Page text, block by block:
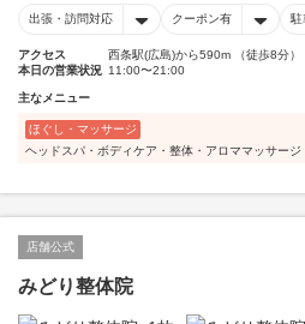
出張・訪問対応 クーポン有 駐
アクセス
西条駅(広島)から590m （徒歩8分）
本日の営業状況 11:00〜21:00
主なメニュー
ほぐし・マッサージ
ヘッドスパ・ボディケア・整体・アロママッサージ
店舗公式
みどり整体院